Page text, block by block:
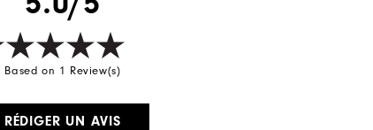
Based on 1 Review(s)
RÉDIGER UN AVIS